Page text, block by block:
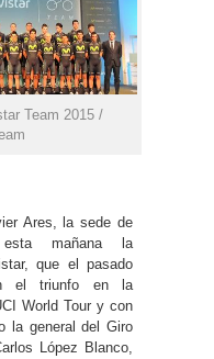
Team 2015 /
Ares, la sede de
esta mañana la
que el pasado
el triunfo en la
World Tour y con
la general del Giro
López Blanco,